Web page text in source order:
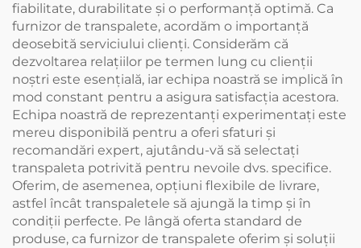
fiabilitate, durabilitate și o performanță optimă. Ca
furnizor de transpalete, acordăm o importanță
deosebită serviciului clienți. Considerăm că
dezvoltarea relațiilor pe termen lung cu clienții
noștri este esențială, iar echipa noastră se implică în
mod constant pentru a asigura satisfacția acestora.
Echipa noastră de reprezentanți experimentați este
mereu disponibilă pentru a oferi sfaturi și
recomandări expert, ajutându-vă să selectați
transpaleta potrivită pentru nevoile dvs. specifice.
Oferim, de asemenea, opțiuni flexibile de livrare,
astfel încât transpaletele să ajungă la timp și în
condiții perfecte. Pe lângă oferta standard de
produse, ca furnizor de transpalete oferim și soluții